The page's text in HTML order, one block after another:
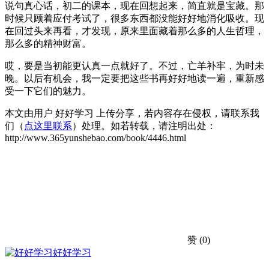
说句真心话，初二的课本，现在回想起来，简直就是宝藏。那
时候只顾着应付考试了，很多东西都没能好好地消化吸收。现
在回过头来再看，才发现，原来里面藏着那么多的人生哲理，
那么多的精神财富。
哎，要是当初能更认真一点就好了。不过，亡羊补牢，为时未
晚。以后有机会，我一定要把这些书再好好地读一遍，重新感
受一下它们的魅力。
本文由用户 好好学习 上传分享，若内容存在侵权，请联系我
们（ 点这里联系）处理。如若转载，请注明出处：
http://www.365yunshebao.com/book/4446.html
赞 (0)
好好学习